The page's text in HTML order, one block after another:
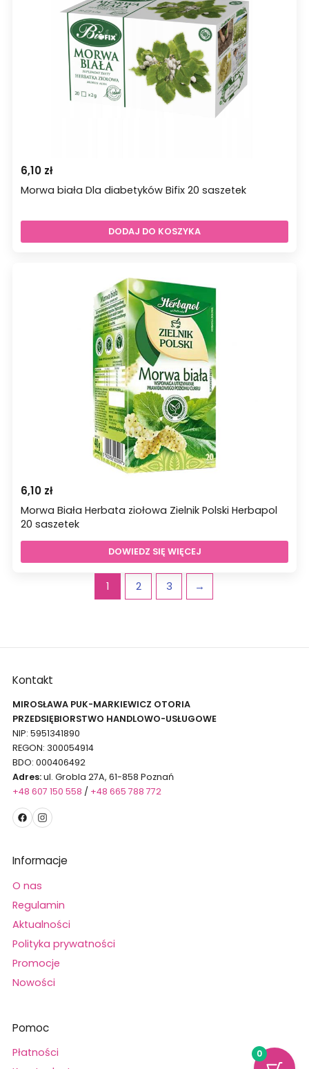
6,10 zł
Morwa biała Dla diabetyków Bifix 20 saszetek
DODAJ DO KOSZYKA
6,10 zł
Morwa Biała Herbata ziołowa Zielnik Polski Herbapol
20 saszetek
DOWIEDZ SIĘ WIĘCEJ
1 2 3 →
Kontakt
MIROSŁAWA PUK-MARKIEWICZ OTORIA
PRZEDSIĘBIORSTWO HANDLOWO-USŁUGOWE
NIP: 5951341890
REGON: 300054914
BDO: 000406492
Adres:ul. Grobla 27A, 61-858 Poznań
+48 607 150 558 / +48 665 788 772
Informacje
O nas
Regulamin
Aktualności
Polityka prywatności
Promocje
Nowości
Pomoc
Płatności
0